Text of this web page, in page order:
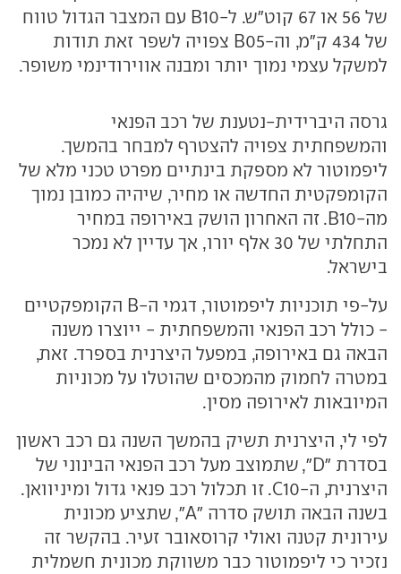
של 56 או 67 קוט"ש. ל-B10 עם המצבר הגדול טווח
של 434 ק"מ, וה-B05 צפויה לשפר זאת תודות
למשקל עצמי נמוך יותר ומבנה אווירודינמי משופר.
גרסה היברידית-נטענת של רכב הפנאי
והמשפחתית צפויה להצטרף למבחר בהמשך.
ליפמוטור לא מספקת בינתיים מפרט טכני מלא של
הקומפקטית החדשה או מחיר, שיהיה כמובן נמוך
מה-B10. זה האחרון הושק באירופה במחיר
התחלתי של 30 אלף יורו, אך עדיין לא נמכר
בישראל.
על-פי תוכניות ליפמוטור, דגמי ה-B הקומפקטיים
- כולל רכב הפנאי והמשפחתית - ייוצרו משנה
הבאה גם באירופה, במפעל היצרנית בספרד. זאת,
במטרה לחמוק מהמכסים שהוטלו על מכוניות
המיובאות לאירופה מסין.
לפי לי, היצרנית תשיק בהמשך השנה גם רכב ראשון
בסדרת "D", שתמוצב מעל רכב הפנאי הבינוני של
היצרנית, ה-C10. זו תכלול רכב פנאי גדול ומיניוואן.
בשנה הבאה תושק סדרה "A", שתציע מכונית
עירונית קטנה ואולי קרוסאובר זעיר. בהקשר זה
נזכיר כי ליפמוטור כבר משווקת מכונית חשמלית